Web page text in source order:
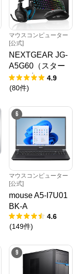
マウスコンピューター
[公式]
NEXTGEAR JG-
A5G60（スター
ター5点セット）
4.9
(80件)
6
マウスコンピューター
[公式]
mouse A5-I7U01
BK-A
4.6
(149件)
9